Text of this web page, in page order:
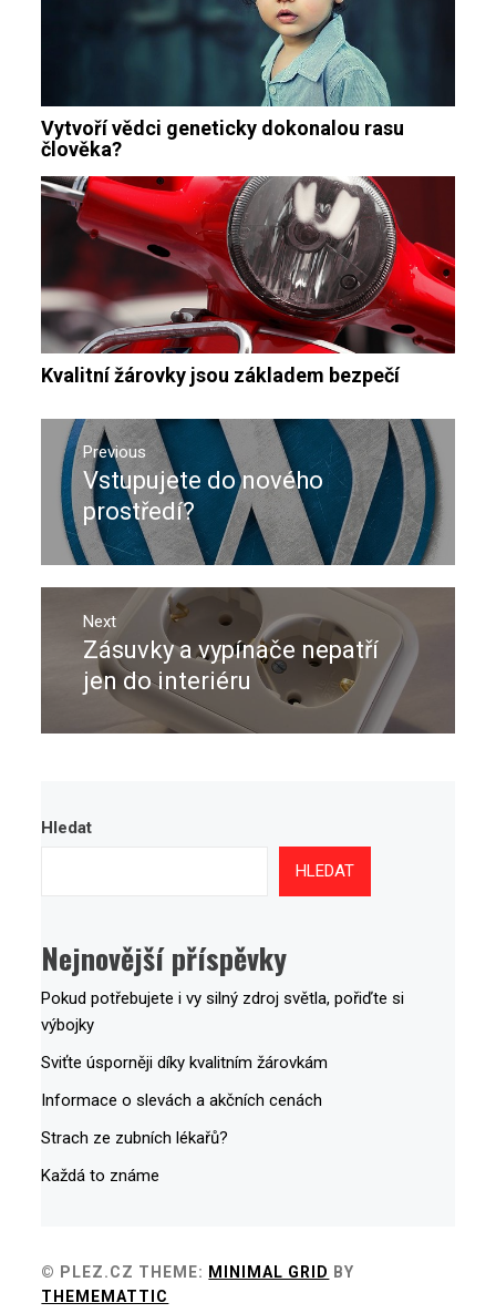
Vytvoří vědci geneticky dokonalou rasu
člověka?
Kvalitní žárovky jsou základem bezpečí
Navigace
pro
příspěvek
Previous
Previous
post:
Vstupujete do nového
prostředí?
Next
Next
post:
Zásuvky a vypínače nepatří
jen do interiéru
Hledat
HLEDAT
Nejnovější příspěvky
Pokud potřebujete i vy silný zdroj světla, pořiďte si
výbojky
Sviťte úsporněji díky kvalitním žárovkám
Informace o slevách a akčních cenách
Strach ze zubních lékařů?
Každá to známe
© PLEZ.CZ THEME: MINIMAL GRID BY
THEMEMATTIC